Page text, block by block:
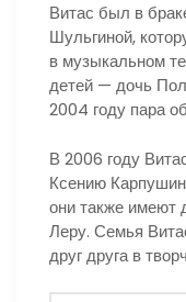
Витас был в
Шульгиной,
в музыкальном
детей — дочь
2004 году пара
В 2006 году
Ксению
они также
Леру. Семья
друг друга в